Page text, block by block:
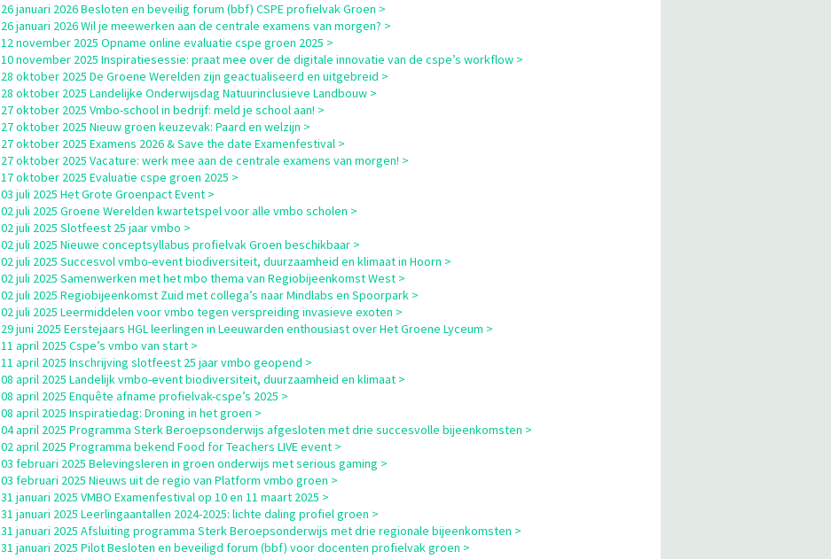
26 januari 2026 Besloten en beveilig forum (bbf) CSPE profielvak Groen >
26 januari 2026 Wil je meewerken aan de centrale examens van morgen? >
12 november 2025 Opname online evaluatie cspe groen 2025 >
10 november 2025 Inspiratiesessie: praat mee over de digitale innovatie van de cspe’s workflow >
28 oktober 2025 De Groene Werelden zijn geactualiseerd en uitgebreid >
28 oktober 2025 Landelijke Onderwijsdag Natuurinclusieve Landbouw >
27 oktober 2025 Vmbo-school in bedrijf: meld je school aan! >
27 oktober 2025 Nieuw groen keuzevak: Paard en welzijn >
27 oktober 2025 Examens 2026 & Save the date Examenfestival >
27 oktober 2025 Vacature: werk mee aan de centrale examens van morgen! >
17 oktober 2025 Evaluatie cspe groen 2025 >
03 juli 2025 Het Grote Groenpact Event >
02 juli 2025 Groene Werelden kwartetspel voor alle vmbo scholen >
02 juli 2025 Slotfeest 25 jaar vmbo >
02 juli 2025 Nieuwe conceptsyllabus profielvak Groen beschikbaar >
02 juli 2025 Succesvol vmbo-event biodiversiteit, duurzaamheid en klimaat in Hoorn >
02 juli 2025 Samenwerken met het mbo thema van Regiobijeenkomst West >
02 juli 2025 Regiobijeenkomst Zuid met collega’s naar Mindlabs en Spoorpark >
02 juli 2025 Leermiddelen voor vmbo tegen verspreiding invasieve exoten >
29 juni 2025 Eerstejaars HGL leerlingen in Leeuwarden enthousiast over Het Groene Lyceum >
11 april 2025 Cspe’s vmbo van start >
11 april 2025 Inschrijving slotfeest 25 jaar vmbo geopend >
08 april 2025 Landelijk vmbo-event biodiversiteit, duurzaamheid en klimaat >
08 april 2025 Enquête afname profielvak-cspe’s 2025 >
08 april 2025 Inspiratiedag: Droning in het groen >
04 april 2025 Programma Sterk Beroepsonderwijs afgesloten met drie succesvolle bijeenkomsten >
02 april 2025 Programma bekend Food for Teachers LIVE event >
03 februari 2025 Belevingsleren in groen onderwijs met serious gaming >
03 februari 2025 Nieuws uit de regio van Platform vmbo groen >
31 januari 2025 VMBO Examenfestival op 10 en 11 maart 2025 >
31 januari 2025 Leerlingaantallen 2024-2025: lichte daling profiel groen >
31 januari 2025 Afsluiting programma Sterk Beroepsonderwijs met drie regionale bijeenkomsten >
31 januari 2025 Pilot Besloten en beveiligd forum (bbf) voor docenten profielvak groen >